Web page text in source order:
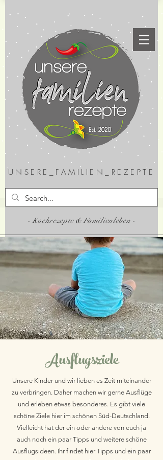
UNSERE_FAMILIEN_REZEPTE
- Kochrezepte & Familienleben -
Ausflugsziele
Unsere Kinder und wir lieben es Zeit miteinander
zu verbringen. Daher machen wir gerne Ausflüge
und erleben etwas besonderes. Es gibt viele
schöne Ziele hier im schönen Süd-Deutschland.
Vielleicht hat der ein oder andere von euch ja
auch noch ein paar Tipps und weitere schöne
Ausflugsideen. Ihr findet hier Tipps und ein paar